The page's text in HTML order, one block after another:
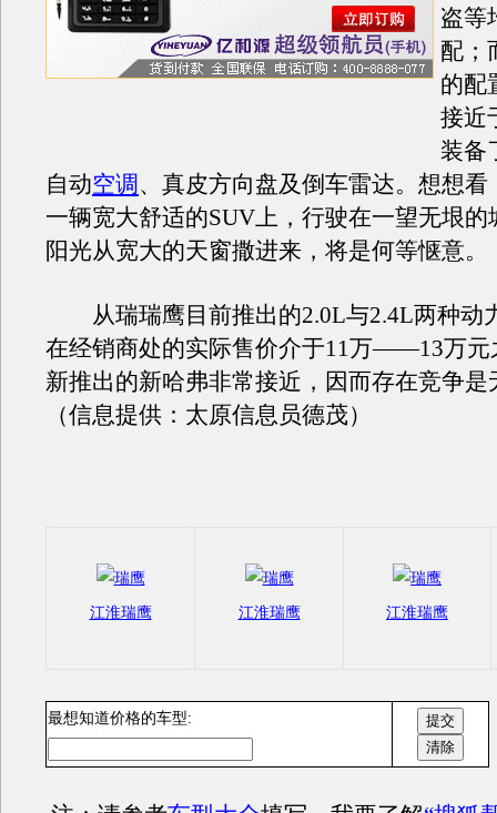
盗等
配；
的配
接近
装备
自动空调 、真皮方向盘及倒车雷达。想想看
一辆宽大舒适的SUV上，行驶在一望无垠的
阳光从宽大的天窗撒进来，将是何等惬意。
从瑞瑞鹰目前推出的2.0L与2.4L两种动
在经销商处的实际售价介于11万——13万元
新推出的新哈弗非常接近，因而存在竞争是
（信息提供：太原信息员德茂）
江淮瑞鹰 江淮瑞鹰 江淮瑞鹰
最想知道价格的车型: